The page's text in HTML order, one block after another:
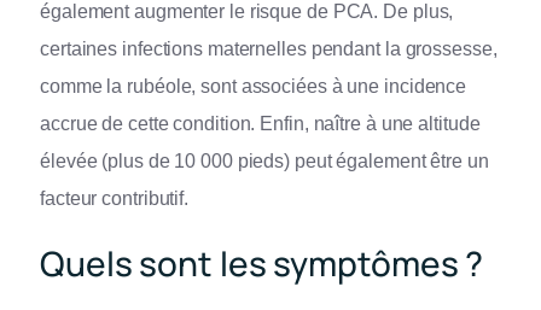
également augmenter le risque de PCA. De plus,
certaines infections maternelles pendant la grossesse,
comme la rubéole, sont associées à une incidence
accrue de cette condition. Enfin, naître à une altitude
élevée (plus de 10 000 pieds) peut également être un
facteur contributif.
Quels sont les symptômes ?